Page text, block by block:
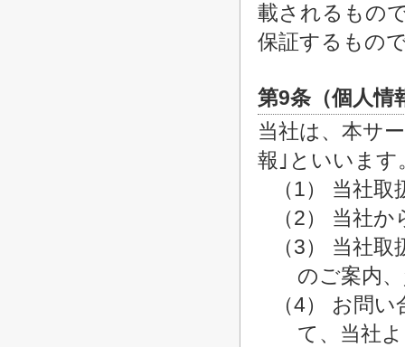
載されるもの
保証するもの
第9条（個人情
当社は、本サ
報｣といいま
（1） 当社
（2） 当社
（3） 当社
のご案内
（4） お問
て、当社